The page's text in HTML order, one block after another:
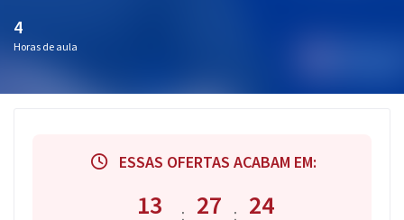
4
Horas de aula
ESSAS OFERTAS ACABAM EM:
13 : 27 : 23